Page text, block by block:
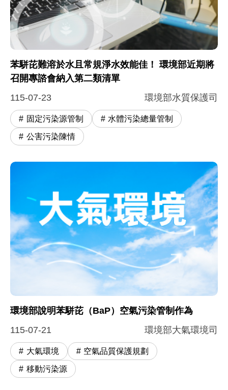
苯駢芘難溶於水且常規淨水效能佳！ 環境部近期將
召開專諮會納入第二類清單
115-07-23
環境部水質保護司
固定污染源管制 水體污染總量管制
公害污染陳情
環境部說明苯駢芘（BaP）空氣污染管制作為
115-07-21
環境部大氣環境司
大氣環境 空氣品質保護規劃
移動污染源